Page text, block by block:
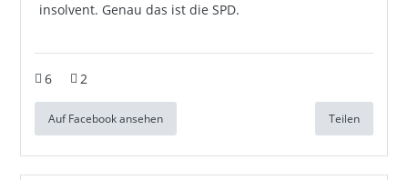
insolvent. Genau das ist die SPD.
6 2
Auf Facebook ansehen Teilen